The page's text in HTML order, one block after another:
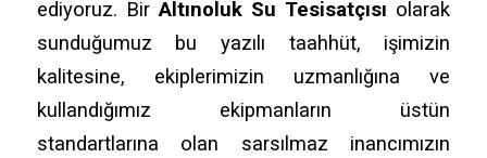
ediyoruz. BirAltınoluk Su Tesisatçısı olarak
sunduğumuz bu yazılı taahhüt, işimizin
kalitesine, ekiplerimizin uzmanlığına ve
kullandığımız ekipmanların üstün
standartlarına olan sarsılmaz inancımızın